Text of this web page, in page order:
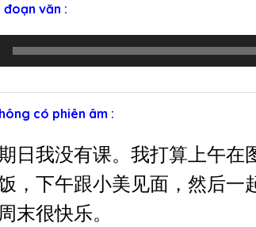
văn :
có phiên âm :
日我没有课。我打算上午在
，下午跟小美见面，然后一
末很快乐。